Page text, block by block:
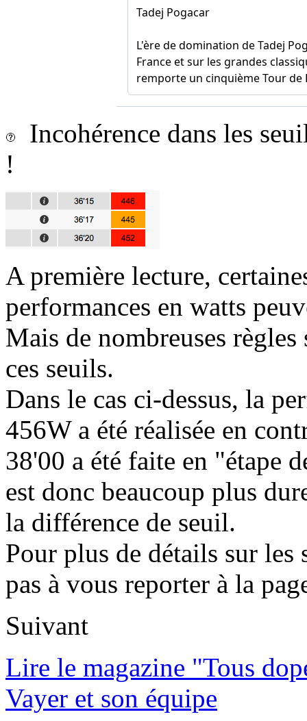
Incohérence dans les
!
A première lecture,
performances en watts
Mais de nombreuses
ces seuils.
Dans le cas ci-dessus, la
456W a été réalisée en
38'00 a été faite en "étape
est donc beaucoup plus
la différence de seuil.
Pour plus de détails sur les
pas à vous reporter à la
Suivant
Lire le magazine "Tous
Vayer et son équipe